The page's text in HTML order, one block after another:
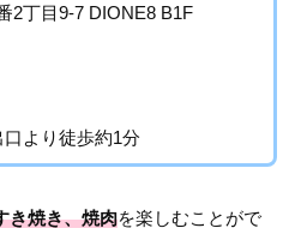
2丁目9-7 DIONE8 B1F
より徒歩約1分
き焼き、焼肉を楽しむことがで